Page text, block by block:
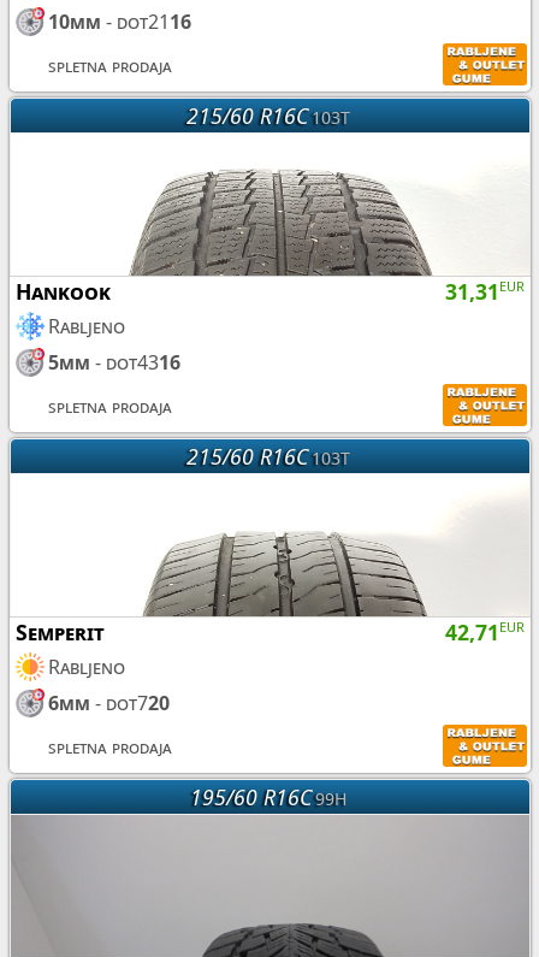
10mm - dot2116
spletna prodaja
215/60 R16C103T
31,31 EUR
Hankook
Rabljeno
5mm - dot4316
spletna prodaja
215/60 R16C103T
42,71 EUR
Semperit
Rabljeno
6mm - dot720
spletna prodaja
195/60 R16C99H